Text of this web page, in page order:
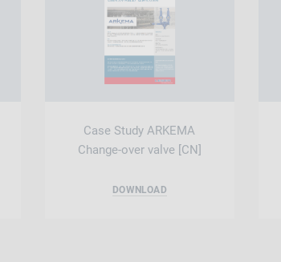
Case Study ARKEMA
Change-over valve [CN]
DOWNLOAD